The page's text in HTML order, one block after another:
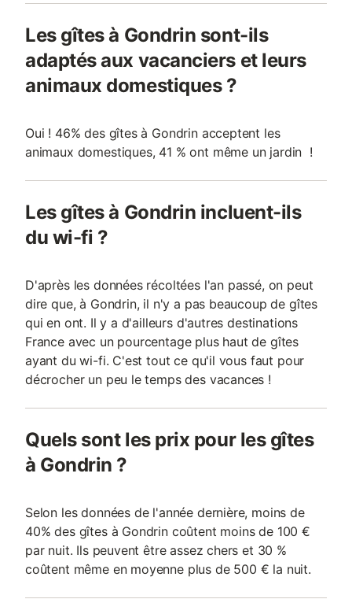
Les gîtes à Gondrin sont-ils
adaptés aux vacanciers et leurs
animaux domestiques ?
Oui ! 46% des gîtes à Gondrin acceptent les
animaux domestiques, 41 % ont même un jardin !
Les gîtes à Gondrin incluent-ils
du wi-fi ?
D'après les données récoltées l'an passé, on peut
dire que, à Gondrin, il n'y a pas beaucoup de gîtes
qui en ont. Il y a d'ailleurs d'autres destinations
France avec un pourcentage plus haut de gîtes
ayant du wi-fi. C'est tout ce qu'il vous faut pour
décrocher un peu le temps des vacances !
Quels sont les prix pour les gîtes
à Gondrin ?
Selon les données de l'année dernière, moins de
40% des gîtes à Gondrin coûtent moins de 100 €
par nuit. Ils peuvent être assez chers et 30 %
coûtent même en moyenne plus de 500 € la nuit.